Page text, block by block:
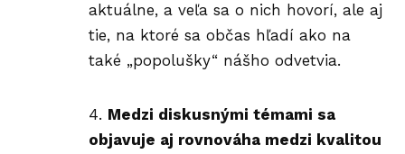
aktuálne, a veľa sa o nich hovorí, ale aj
tie, na ktoré sa občas hľadí ako na
také „popolušky“ nášho odvetvia.
Medzi diskusnými témami sa
objavuje aj rovnováha medzi kvalitou